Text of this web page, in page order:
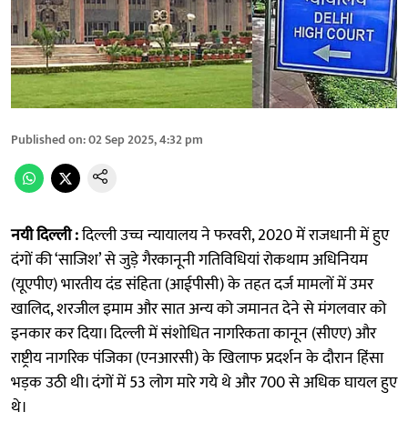
Published on:02 Sep 2025, 4:32 pm
नयी दिल्ली :दिल्ली उच्च न्यायालय ने फरवरी, 2020 में राजधानी में हुए
दंगों की ‘साजिश’ से जुड़े गैरकानूनी गतिविधियां रोकथाम अधिनियम
(यूएपीए) भारतीय दंड संहिता (आईपीसी) के तहत दर्ज मामलों में उमर
खालिद, शरजील इमाम और सात अन्य को जमानत देने से मंगलवार को
इनकार कर दिया। दिल्ली में संशोधित नागरिकता कानून (सीएए) और
राष्ट्रीय नागरिक पंजिका (एनआरसी) के खिलाफ प्रदर्शन के दौरान हिंसा
भड़क उठी थी। दंगों में 53 लोग मारे गये थे और 700 से अधिक घायल हुए
थे।